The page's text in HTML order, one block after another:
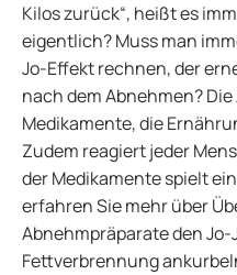
Kilos zurück“, heißt es
eigentlich? Muss man
Jo-Effekt rechnen, der
nach dem Abnehmen?
Medikamente, die
Zudem reagiert jeder
der Medikamente spielt
erfahren Sie mehr über
Abnehmpräparate den
Fettverbrennung